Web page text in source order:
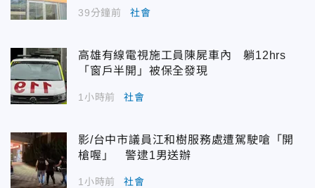
39分鐘前 社會
高雄有線電視施工員陳屍車內 躺12hrs
「窗戶半開」被保全發現
1小時前 社會
影/台中市議員江和樹服務處遭駕駛嗆「開
槍喔」 警逮1男送辦
1小時前 社會